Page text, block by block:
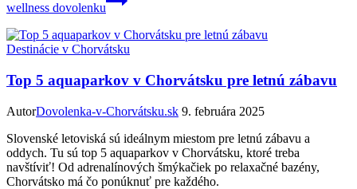
wellness dovolenku
Destinácie v Chorvátsku
Top 5 aquaparkov v Chorvátsku pre letnú zábavu
AutorDovolenka-v-Chorvátsku.sk 9. februára 2025
Slovenské letoviská sú ideálnym miestom pre letnú zábavu a
oddych. Tu sú top 5 aquaparkov v Chorvátsku, ktoré treba
navštíviť! Od adrenalínových šmýkačiek po relaxačné bazény,
Chorvátsko má čo ponúknuť pre každého.